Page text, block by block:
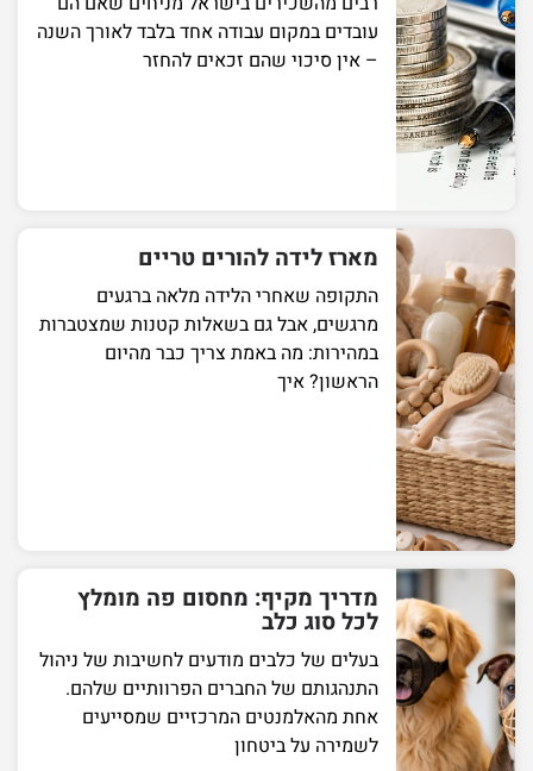
עובדים במקום עבודה אחד בלבד לאורך השנה
– אין סיכוי שהם זכאים להחזר
מארז לידה להורים טריים
התקופה שאחרי הלידה מלאה ברגעים
מרגשים, אבל גם בשאלות קטנות שמצטברות
במהירות: מה באמת צריך כבר מהיום
הראשון? איך
מדריך מקיף: מחסום פה מומלץ
לכל סוג כלב
בעלים של כלבים מודעים לחשיבות של ניהול
התנהגותם של החברים הפרוותיים שלהם.
אחת מהאלמנטים המרכזיים שמסייעים
לשמירה על ביטחון